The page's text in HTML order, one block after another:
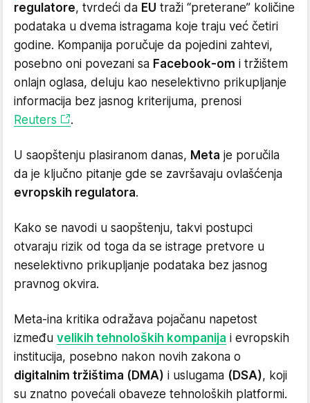
regulatore, tvrdeći da EU traži “preterane” količine
podataka u dvema istragama koje traju već četiri
godine. Kompanija poručuje da pojedini zahtevi,
posebno oni povezani sa Facebook-om i tržištem
onlajn oglasa, deluju kao neselektivno prikupljanje
informacija bez jasnog kriterijuma, prenosi
Reuters
.
U saopštenju plasiranom danas, Meta je poručila
da je ključno pitanje gde se završavaju ovlašćenja
evropskih regulatora.
Kako se navodi u saopštenju, takvi postupci
otvaraju rizik od toga da se istrage pretvore u
neselektivno prikupljanje podataka bez jasnog
pravnog okvira.
Meta-ina kritika odražava pojačanu napetost
između velikih tehnoloških kompanija i evropskih
institucija, posebno nakon novih zakona o
digitalnim tržištima (DMA) i uslugama (DSA), koji
su znatno povećali obaveze tehnoloških platformi.